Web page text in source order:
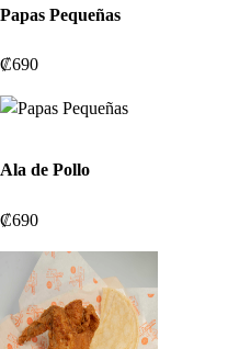
Papas Pequeñas
₡690
Ala de Pollo
₡690